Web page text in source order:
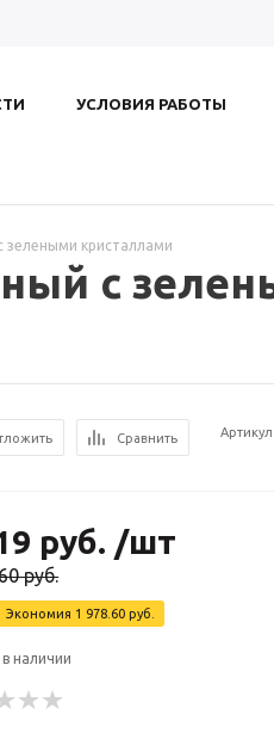
УСЛОВИЯ РАБОТЫ
зелеными кристаллами
с
Сравнить Артикул
руб. /шт
руб.
Экономия 1 978.60 руб.
в наличии